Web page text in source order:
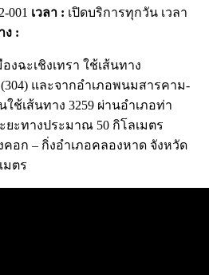
001 เวลา : เปิดบริการทุกวัน เวลา
ง :
องฉะเชิงเทรา ใช้เส้นทาง
และจากอำเภอพนมสารคาม-
ช้เส้นทาง 3259 ผ่านอำเภอท่า
ะทางประมาณ 50 กิโลเมตร
อก – กิ่งอำเภอคลองหาด จังหวัด
มตร